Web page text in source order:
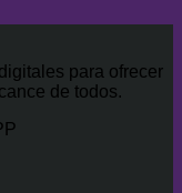
para ofrecer
de todos.